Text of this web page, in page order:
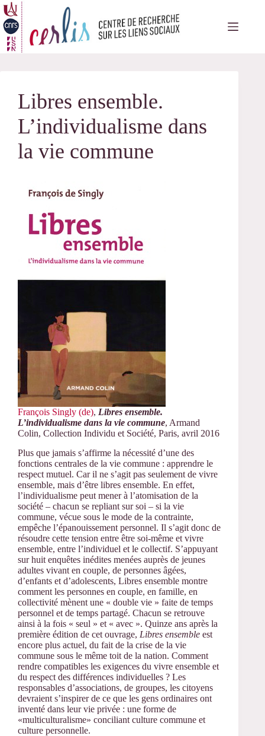
Passer
au
contenu
Libres ensemble.
L’individualisme dans
la vie commune
François Singly (de), Libres ensemble.
L’individualisme dans la vie commune, Armand
Colin, Collection Individu et Société, Paris, avril 2016
Plus que jamais s’affirme la nécessité d’une des
fonctions centrales de la vie commune : apprendre le
respect mutuel. Car il ne s’agit pas seulement de vivre
ensemble, mais d’être libres ensemble. En effet,
l’individualisme peut mener à l’atomisation de la
société – chacun se repliant sur soi – si la vie
commune, vécue sous le mode de la contrainte,
empêche l’épanouissement personnel. Il s’agit donc de
résoudre cette tension entre être soi-même et vivre
ensemble, entre l’individuel et le collectif. S’appuyant
sur huit enquêtes inédites menées auprès de jeunes
adultes vivant en couple, de personnes âgées,
d’enfants et d’adolescents, Libres ensemble montre
comment les personnes en couple, en famille, en
collectivité mènent une « double vie » faite de temps
personnel et de temps partagé. Chacun se retrouve
ainsi à la fois « seul » et « avec ». Quinze ans après la
première édition de cet ouvrage, Libres ensemble est
encore plus actuel, du fait de la crise de la vie
commune sous le même toit de la nation. Comment
rendre compatibles les exigences du vivre ensemble et
du respect des différences individuelles ? Les
responsables d’associations, de groupes, les citoyens
devraient s’inspirer de ce que les gens ordinaires ont
inventé dans leur vie privée : une forme de
«multiculturalisme» conciliant culture commune et
culture personnelle.